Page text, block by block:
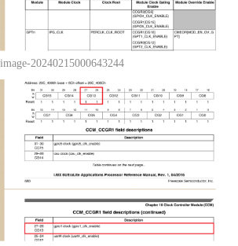
image-20240215000643244